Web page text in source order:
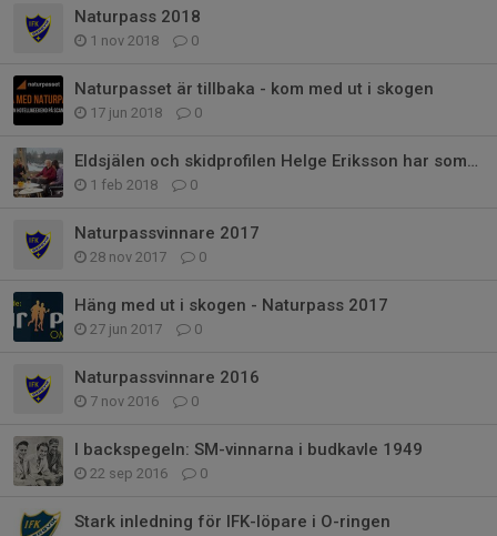
Naturpass 2018
1 nov 2018 0
Naturpasset är tillbaka - kom med ut i skogen
17 jun 2018 0
Eldsjälen och skidprofilen Helge Eriksson har somnat in
1 feb 2018 0
Naturpassvinnare 2017
28 nov 2017 0
Häng med ut i skogen - Naturpass 2017
27 jun 2017 0
Naturpassvinnare 2016
7 nov 2016 0
I backspegeln: SM-vinnarna i budkavle 1949
22 sep 2016 0
Stark inledning för IFK-löpare i O-ringen